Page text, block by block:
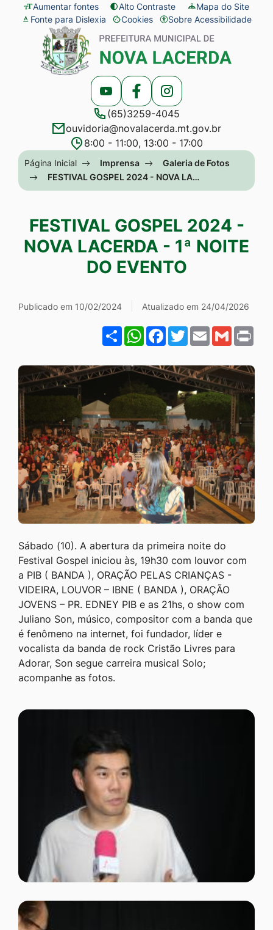
Seção
de
atalhos
acessibilidade
Ir
para
conteúdo
menu
[alt+2]
Ir
busca
para
Aumentar fontes Alto Contraste
Mapa do Site
Fonte para Dislexia
Cookies
Abrir
preferências
de
cookies
Sobre Acessibilidade
Seção
menu
Acessar
a
Rede
Social
Youtube
Acessar
a
Rede
Social
Facebook
Acessar
a
Rede
Social
Instagram
(65)3259-4045
ouvidoria@novalacerda.mt.gov.br
8:00 - 11:00, 13:00 - 17:00
Seção
do
menu
Página Inicial Imprensa
Galeria de Fotos
FESTIVAL GOSPEL 2024 - NOVA LA…
FESTIVAL GOSPEL 2024 -
NOVA LACERDA - 1ª NOITE
DO EVENTO
Galeria FESTIVAL
Publicado em 10/02/2024 Atualizado em 24/04/2026
ShareWhatsApp
Facebook
Twitter
EmailGmail
Sábado (10). A abertura da primeira noite do
Festival Gospel iniciou às, 19h30 com louvor com
a PIB ( BANDA ), ORAÇÃO PELAS CRIANÇAS -
VIDEIRA, LOUVOR – IBNE ( BANDA ), ORAÇÃO
JOVENS – PR. EDNEY PIB e as 21hs, o show com
Juliano Son, músico, compositor com a banda que
é fenômeno na internet, foi fundador, líder e
vocalista da banda de rock Cristão Livres para
Adorar, Son segue carreira musical Solo;
acompanhe as fotos.